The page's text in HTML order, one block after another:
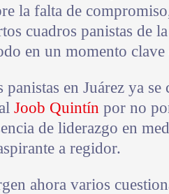
la falta de
cuadros panistas de
en un momento
panistas en Juárez ya
Joob Quintín por no
de liderazgo en
a regidor.
ahora varios